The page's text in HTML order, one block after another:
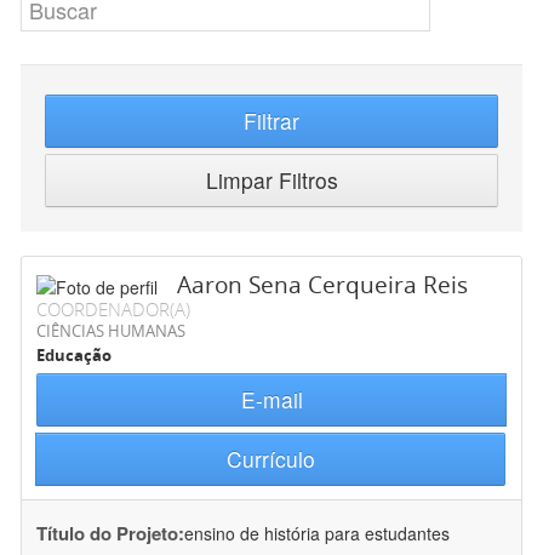
Filtrar
Limpar Filtros
Aaron Sena Cerqueira Reis
COORDENADOR(A)
CIÊNCIAS HUMANAS
Educação
E-mail
Currículo
Título do Projeto:ensino de história para estudantes